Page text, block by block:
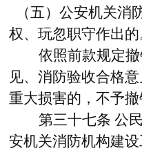
（五）公安机关消
权、玩忽职守作出的
依照前款规定
见、消防验收合格
重大损害的，不予撤
第三十七条 公
安机关消防机构建